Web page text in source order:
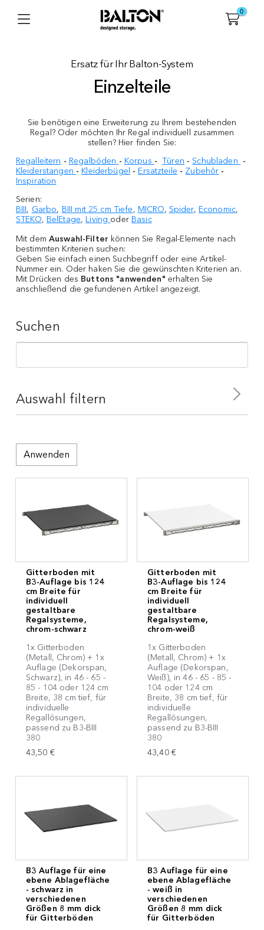
0
Ersatz für Ihr Balton-System
Einzelteile
Sie benötigen eine Erweiterung zu Ihrem bestehenden
Regal? Oder möchten Ihr Regal individuell zusammen
stellen? Hier finden Sie:
Regalleitern - Regalböden - Korpus -Türen -Schubladen -
Kleiderstangen -Kleiderbügel -Ersatzteile - Zubehör -
Inspiration
Serien:
BIII, Garbo, BIII mit 25 cm Tiefe, MICRO, Spider, Economic,
STEKO, BelEtage,Living oder Basic
Mit dem Auswahl-Filter können Sie Regal-Elemente nach
bestimmten Kriterien suchen:
Geben Sie einfach einen Suchbegriff oder eine Artikel-
Nummer ein. Oder haken Sie die gewünschten Kriterien an.
Mit Drücken des Buttons "anwenden" erhalten Sie
anschließend die gefundenen Artikel angezeigt.
Suchen
Auswahl filtern
Regalleiter
Tür
Schubladen
Kleiderbügel
Kleiderstange
Zubehör
Ersatzteil
52 cm
38 cm
36 cm
30 cm
25 cm
20 cm
19 cm
Chrom
Buche
Nußbaum
Kirsche
Glas
Metall Glas Kombination
Metall Holz Kombination
SERIE
BIII 250
MICRO
GARBO
Spider
Economic
BelEtage
Bolmen
STEKO
Basic
Living
Anwenden
Gitterboden mit
B3-Auflage bis 124
cm Breite für
individuell
gestaltbare
Regalsysteme,
chrom-schwarz
1x Gitterboden
(Metall, Chrom) + 1x
Auflage (Dekorspan,
Schwarz), in 46 - 65 -
85 - 104 oder 124 cm
Breite, 38 cm tief, für
individuelle
Regallösungen,
passend zu B3-BIII
380
43,50 €
Gitterboden mit
B3-Auflage bis 124
cm Breite für
individuell
gestaltbare
Regalsysteme,
chrom-weiß
1x Gitterboden
(Metall, Chrom) + 1x
Auflage (Dekorspan,
Weiß), in 46 - 65 - 85 -
104 oder 124 cm
Breite, 38 cm tief, für
individuelle
Regallösungen,
passend zu B3-BIII
380
43,40 €
B3 Auflage für eine
ebene Ablagefläche
- schwarz in
verschiedenen
Größen 8 mm dick
für Gitterböden
B3 Auflage für eine
ebene Ablagefläche
- weiß in
verschiedenen
Größen 8 mm dick
für Gitterböden